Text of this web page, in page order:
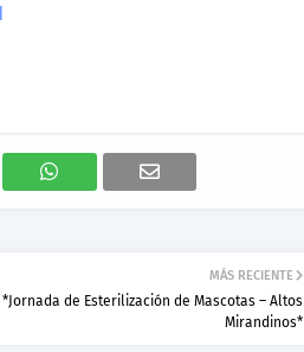
MÁS RECIENTE
*Jornada de Esterilización de Mascotas – Altos
Mirandinos*